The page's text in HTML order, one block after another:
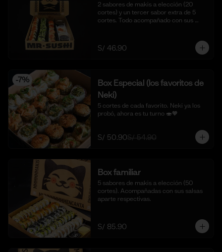
2 sabores de makis a elección (20
cortes) y un tercer sabor extra de 5
cortes. Todo acompañado con sus
S/ 46.90
-7%
Box Especial (los favoritos de
Neki)
5 cortes de cada favorito. Neki ya los
probó, ahora es tu turno 🍣🧡
S/ 50.90S/ 54.90
Box familiar
5 sabores de makis a elección (50
cortes). Acompañadas con sus salsas
aparte respectivas.
S/ 85.90